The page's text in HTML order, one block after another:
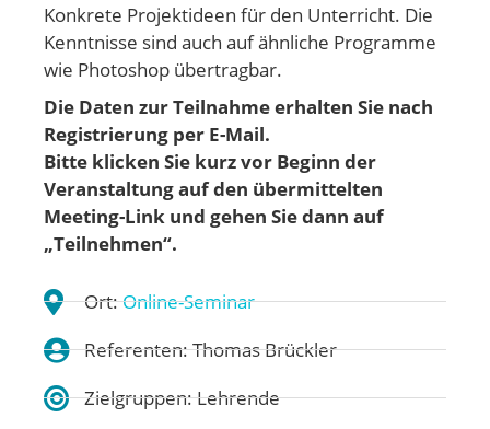
Konkrete Projektideen für den Unterricht. Die
Kenntnisse sind auch auf ähnliche Programme
wie Photoshop übertragbar.
Die Daten zur Teilnahme erhalten Sie nach
Registrierung per E-Mail.
Bitte klicken Sie kurz vor Beginn der
Veranstaltung auf den übermittelten
Meeting-Link und gehen Sie dann auf
„Teilnehmen“.
Ort:Online-Seminar
Referenten: Thomas Brückler
Zielgruppen: Lehrende